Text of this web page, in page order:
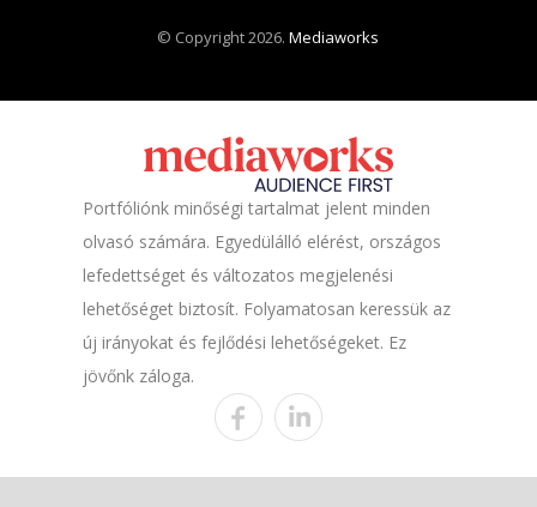
© Copyright 2026.Mediaworks
Portfóliónk minőségi tartalmat jelent minden
olvasó számára. Egyedülálló elérést, országos
lefedettséget és változatos megjelenési
lehetőséget biztosít. Folyamatosan keressük az
új irányokat és fejlődési lehetőségeket. Ez
jövőnk záloga.